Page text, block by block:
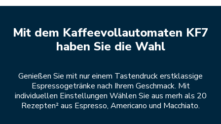
Mit dem Kaffeevollautomaten KF7
haben Sie die Wahl
Genießen Sie mit nur einem Tastendruck erstklassige
Espressogetränke nach Ihrem Geschmack. Mit
individuellen Einstellungen Wählen Sie aus merh als 20
Rezepten² aus Espresso, Americano und Macchiato.